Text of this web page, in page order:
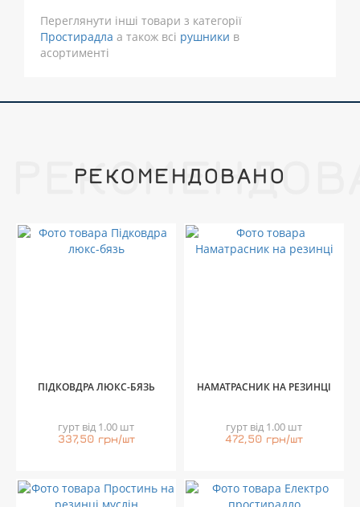
Переглянути інші товари з категорії
Простирадла а також всі рушники в
асортименті
РЕКОМЕНДОВАНО
ПІДКОВДРА ЛЮКС-БЯЗЬ
гурт від 1.00 шт
337,50 грн/шт
НАМАТРАСНИК НА РЕЗИНЦІ
гурт від 1.00 шт
472,50 грн/шт